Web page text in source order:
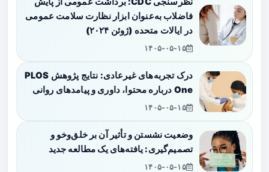
فاضلاب به‌عنوان ابزار نظارت سلامت عمومی
در ایالات متحده (ژوئن ۲۰۲۴)
۱۴۰۵-۰۵-۱۵
درک تجربه‌های غیرعادی: نتایج پژوهش PLOS
One درباره محتوا، داوری و پیامدهای روانی
۱۴۰۵-۰۵-۱۵
وضعیت نشستن و تأثیر آن بر خلق‌وخو و
تصمیم‌گیری: یافته‌های یک مطالعه جدید
۱۴۰۵-۰۵-۱۵